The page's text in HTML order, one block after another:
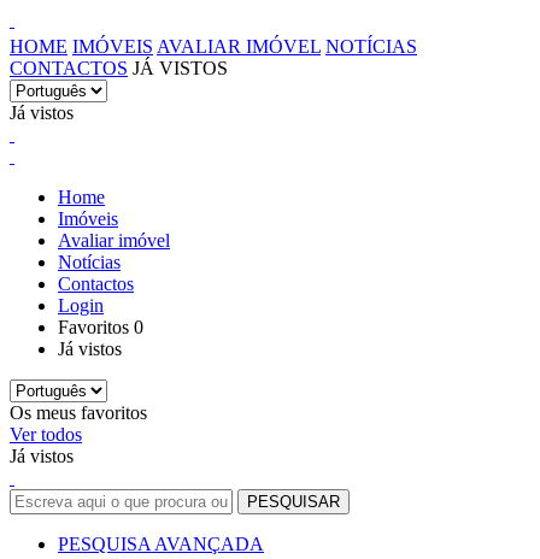
HOME IMÓVEIS AVALIAR IMÓVEL NOTÍCIAS
CONTACTOS JÁ VISTOS
Já vistos
Home
Imóveis
Avaliar imóvel
Notícias
Contactos
Login
Favoritos 0
Já vistos
Os meus favoritos
Ver todos
Já vistos
PESQUISA AVANÇADA